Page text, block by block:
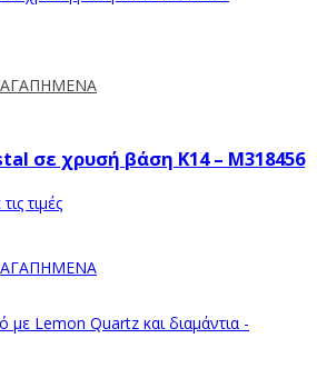
ΑΓΑΠΗΜΕΝΑ
σε χρυσή βάση Κ14 – Μ318456
τιμές
ΑΓΑΠΗΜΕΝΑ